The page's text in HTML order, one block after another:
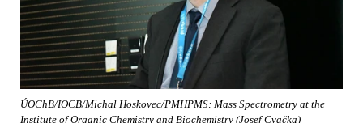
ÚOChB/IOCB/Michal Hoskovec/PMHPMS: Mass Spectrometry at the
Institute of Organic Chemistry and Biochemistry (Josef Cvačka)